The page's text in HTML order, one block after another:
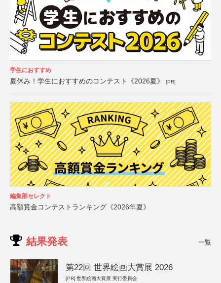
学生におすすめ
夏休み！学生におすすめのコンテスト《2026夏》 [PR]
編集部セレクト
高額賞金コンテストランキング《2026年夏》
結果発表 一覧
第22回 世界絵画大賞展 2026
[PR] 世界絵画大賞展 実行委員会